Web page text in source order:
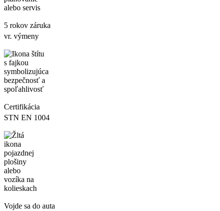
5 rokov záruka
vr. výmeny
Certifikácia
STN EN 1004
Vojde sa do auta